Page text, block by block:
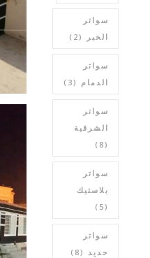
سواتر
الخبر
(2)
سواتر
الدمام (3)
سواتر
الشرقية
(8)
سواتر
بلاستيك
(5)
سواتر
حديد (8)